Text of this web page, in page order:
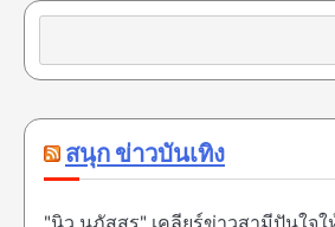
สนุก ข่าวบันเทิง